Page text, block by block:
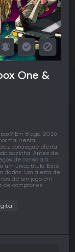
One &
Em 8 ago. 2026
nesta
consegue oferta
sozinha. Antes de
de consola a
um único título. Este
dados. Um alerta de
de um jogo em
de comprares